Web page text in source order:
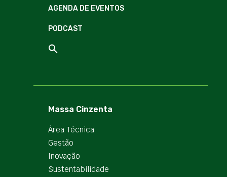
AGENDA DE EVENTOS
PODCAST
Massa Cinzenta
Área Técnica
Gestão
Inovação
Sustentabilidade